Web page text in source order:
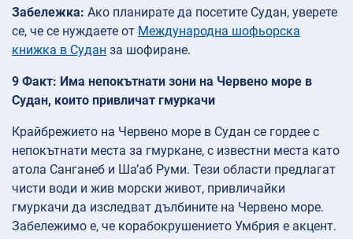
Забележка: Ако планирате да посетите Судан, уверете
се, че се нуждаете от Международна шофьорска
книжка в Судан за шофиране.
9 Факт: Има непокътнати зони на Червено море в
Судан, които привличат гмуркачи
Крайбрежието на Червено море в Судан се гордее с
непокътнати места за гмуркане, с известни места като
атола Санганеб и Ша’аб Руми. Тези области предлагат
чисти води и жив морски живот, привличайки
гмуркачи да изследват дълбините на Червено море.
Забележимо е, че корабокрушението Умбрия е акцент.